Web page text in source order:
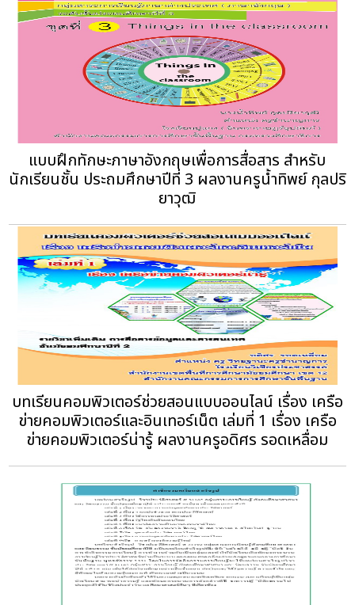
แบบฝึกทักษะภาษาอังกฤษเพื่อการสื่อสาร สำหรับ
นักเรียนชั้น ประถมศึกษาปีที่ 3 ผลงานครูน้ำทิพย์ กุลปริ
ยาวุฒิ
บทเรียนคอมพิวเตอร์ช่วยสอนแบบออนไลน์ เรื่อง เครือ
ข่ายคอมพิวเตอร์และอินเทอร์เน็ต เล่มที่ 1 เรื่อง เครือ
ข่ายคอมพิวเตอร์น่ารู้ ผลงานครูอดิศร รอดเหลื่อม